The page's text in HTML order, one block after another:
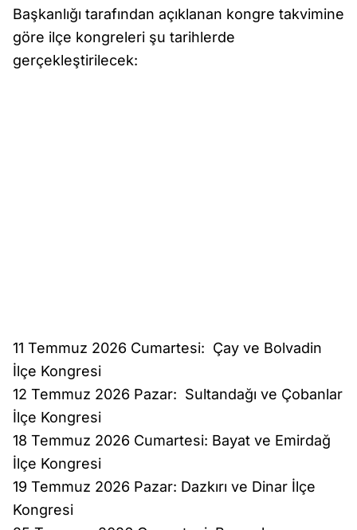
Başkanlığı tarafından açıklanan kongre takvimine
göre ilçe kongreleri şu tarihlerde
gerçekleştirilecek:
11 Temmuz 2026 Cumartesi: Çay ve Bolvadin
İlçe Kongresi
12 Temmuz 2026 Pazar: Sultandağı ve Çobanlar
İlçe Kongresi
18 Temmuz 2026 Cumartesi: Bayat ve Emirdağ
İlçe Kongresi
19 Temmuz 2026 Pazar: Dazkırı ve Dinar İlçe
Kongresi